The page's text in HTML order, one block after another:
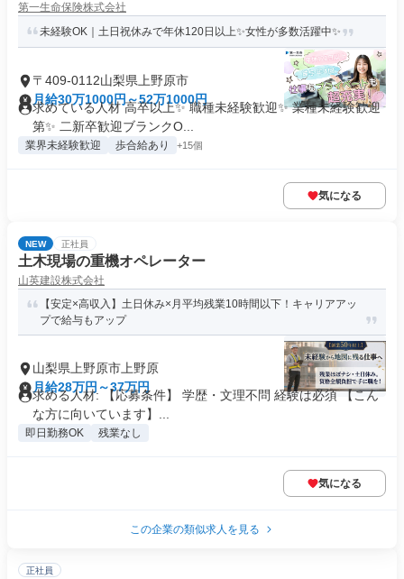
第一生命保険株式会社
未経験OK｜土日祝休みで年休120日以上✨女性が多数活躍中✨
〒409-0112山梨県上野原市
月給30万1000円～52万1000円
求めている人材 高卒以上✨ 職種未経験歓迎✨ 業種未経験歓迎
第✨ 二新卒歓迎ブランクO...
業界未経験歓迎 歩合給あり +15個
気になる
NEW 正社員
土木現場の重機オペレーター
山英建設株式会社
【安定×高収入】土日休み×月平均残業10時間以下！キャリアアッ
プで給与もアップ
山梨県上野原市上野原
月給28万円～37万円
求める人材: 【応募条件】 学歴・文理不問 経験は必須 【こん
な方に向いています】...
即日勤務OK 残業なし
気になる
この企業の類似求人を見る
正社員